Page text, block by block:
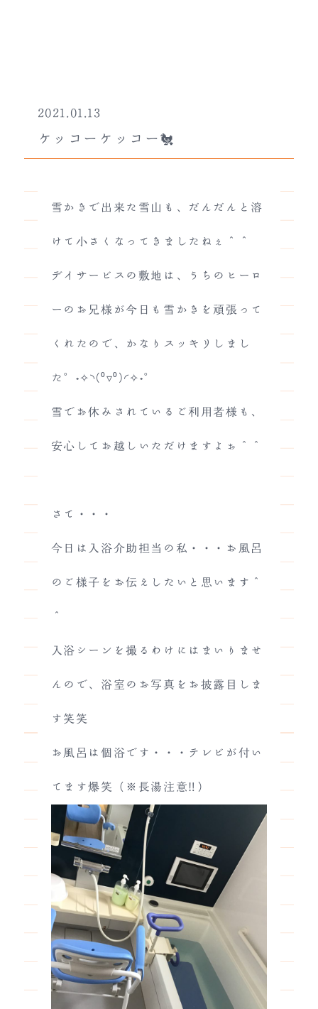
2021.01.13
ケッコーケッコー🐔
雪かきで出来た雪山も、だんだんと溶
けて小さくなってきましたねぇ＾＾
デイサービスの敷地は、うちのヒーロ
ーのお兄様が今日も雪かきを頑張って
くれたので、かなりスッキリしまし
た°˖✧◝(⁰▿⁰)◜✧˖°
雪でお休みされているご利用者様も、
安心してお越しいただけますよぉ＾＾
さて・・・
今日は入浴介助担当の私・・・お風呂
のご様子をお伝えしたいと思います＾
＾
入浴シーンを撮るわけにはまいりませ
んので、浴室のお写真をお披露目しま
す笑笑
お風呂は個浴です・・・テレビが付い
てます爆笑（※長湯注意‼）